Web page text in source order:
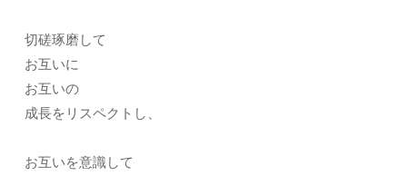
切磋琢磨して
お互いに
お互いの
成長をリスペクトし、
お互いを意識して